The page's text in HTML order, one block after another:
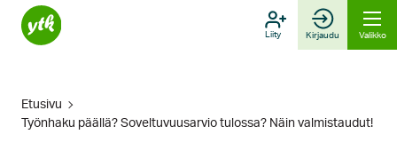
Hyppää
sisältöön
Liity Kirjaudu Valikko
Etusivu
Työnhaku päällä? Soveltuvuusarvio tulossa? Näin valmistaudut!